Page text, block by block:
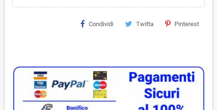
Condividi Twitta Pinterest